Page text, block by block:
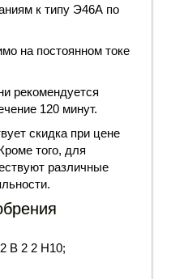
к типу Э46А по
на постоянном токе
рекомендуется
120 минут.
скидка при цене
того, для
различные
B 2 2 H10;